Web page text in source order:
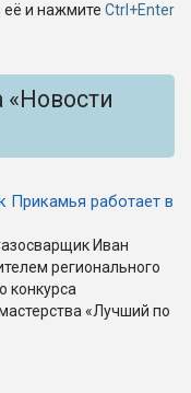
и нажмите Ctrl+Enter
«Новости
Прикамья работает в
Иван
регионального
конкурса
«Лучший по